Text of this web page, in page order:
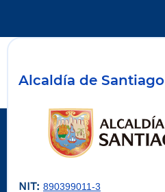
Alcaldía de
NIT: 890399011-3